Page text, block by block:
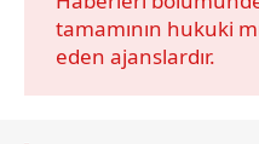
kullanılmaktadır. Bu
verileriniz işlenmekte olup
toplumu hizmetlerinin
tamamının hukuki
eden ajanslardır.